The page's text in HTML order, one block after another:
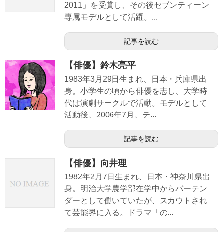
2011」を受賞し、その後セブンティーン
専属モデルとして活躍。...
記事を読む
【俳優】鈴木亮平
1983年3月29日生まれ、日本・兵庫県出
身。小学生の頃から俳優を志し、大学時
代は演劇サークルで活動。モデルとして
活動後、2006年7月、テ...
記事を読む
【俳優】向井理
1982年2月7日生まれ、日本・神奈川県出
身。明治大学農学部在学中からバーテン
ダーとして働いていたが、スカウトされ
て芸能界に入る。ドラマ「の...